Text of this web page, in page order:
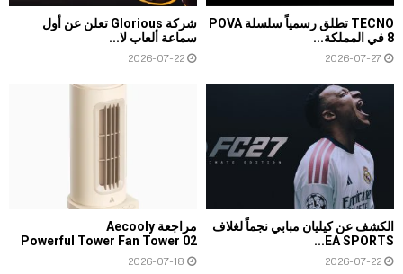
TECNO تطلق رسمياً سلسلة POVA
8 في المملكة...
2026-07-27
شركة Glorious تعلن عن أول
سماعة ألعاب لا...
2026-07-22
الكشف عن كيليان مبابي نجماً لغلاف
EA SPORTS...
2026-07-22
مراجعة Aecooly
Powerful Tower Fan Tower 02
2026-07-18